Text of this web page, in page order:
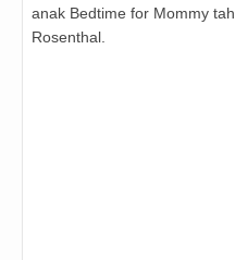
anak Bedtime for Mommy
Rosenthal.